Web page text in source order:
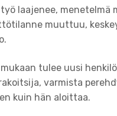
laajenee, menetelmä
muuttuu,
tulee uusi
varmista
kuin hän aloittaa.